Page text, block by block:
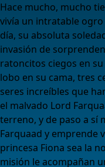
Hace mucho, mucho
vivía un intratable
día, su absoluta
invasión de
ratoncitos ciegos en
lobo en su cama, tres
seres increíbles que
el malvado Lord
terreno, y de paso a sí
Farquaad y emprende
princesa Fiona sea la
misión le acompañan